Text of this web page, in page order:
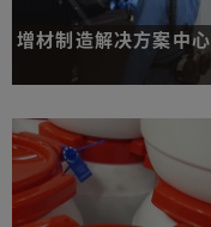
增材制造解决方案中心
了解更多